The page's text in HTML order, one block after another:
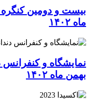
بیست و دومین کنگره
ماه ۱۴۰۲
بهمن ماه ۱۴۰۲